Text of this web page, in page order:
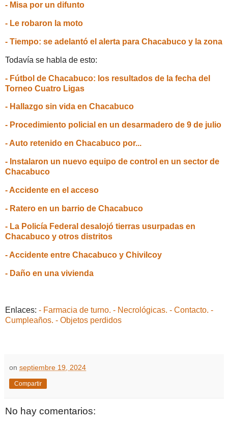
- Misa por un difunto
- Le robaron la moto
- Tiempo: se adelantó el alerta para Chacabuco y la zona
Todavía se habla de esto:
- Fútbol de Chacabuco: los resultados de la fecha del
Torneo Cuatro Ligas
- Hallazgo sin vida en Chacabuco
- Procedimiento policial en un desarmadero de 9 de julio
- Auto retenido en Chacabuco por...
- Instalaron un nuevo equipo de control en un sector de
Chacabuco
- Accidente en el acceso
- Ratero en un barrio de Chacabuco
- La Policía Federal desalojó tierras usurpadas en
Chacabuco y otros distritos
- Accidente entre Chacabuco y Chivilcoy
- Daño en una vivienda
Enlaces: - Farmacia de turno. - Necrológicas. - Contacto. -
Cumpleaños. - Objetos perdidos
on septiembre 19, 2024
Compartir
No hay comentarios: